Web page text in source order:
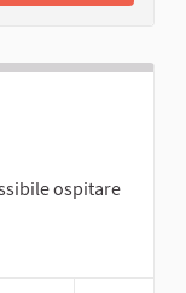
ospitare